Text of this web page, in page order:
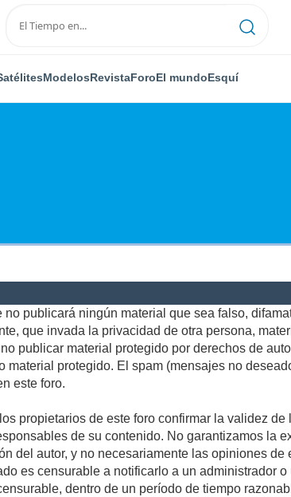
ModelosRevistaForoEl mundoEsquí
publicará ningún material que sea falso,
que invada la privacidad de otra persona,
publicar material protegido por derechos de
protegido. El spam (mensajes no
este foro.
propietarios de este foro confirmar la validez
de su contenido. No garantizamos la
del autor, y no necesariamente las opiniones
es censurable a notificarlo a un administrador
dentro de un período de tiempo